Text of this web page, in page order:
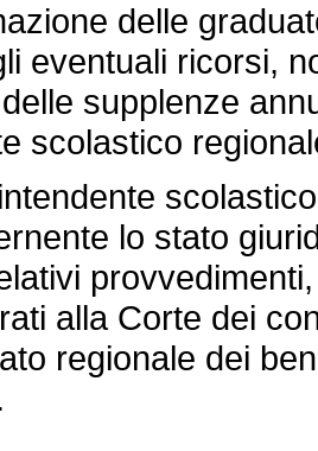
delle
eventuali ricorsi,
supplenze
scolastico
lo stato
alla Corte dei
regionale dei